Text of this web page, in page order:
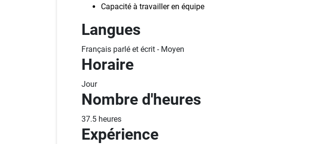
Capacité à travailler en équipe
Langues
Français parlé et écrit - Moyen
Horaire
Jour
Nombre d'heures
37.5 heures
Expérience